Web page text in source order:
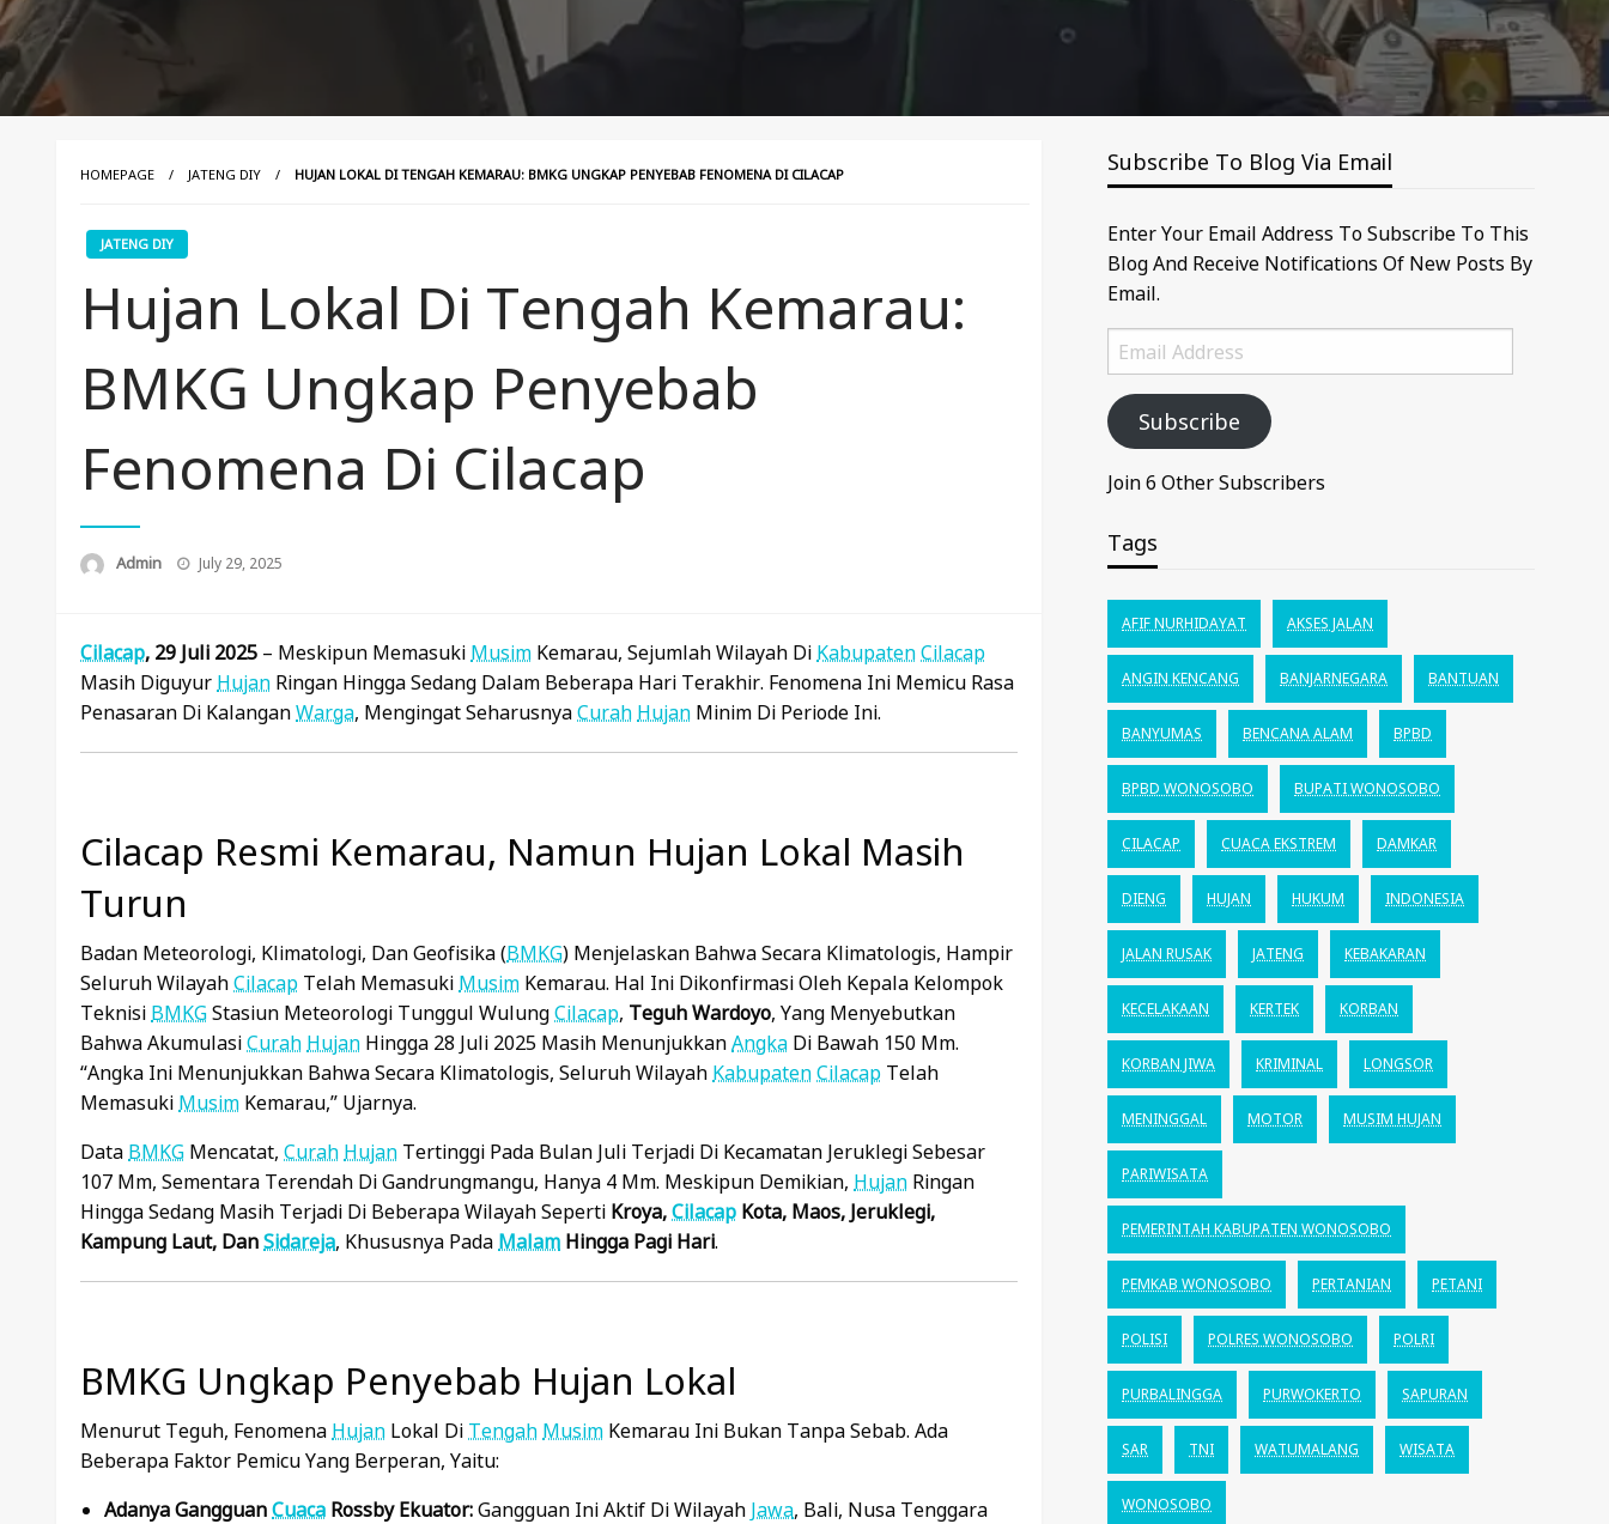
HOMEPAGE JATENG DIY HUJAN LOKAL DI TENGAH KEMARAU: BMKG UNGKAP PENYEBAB FENOMENA DI CILACAP
JATENG DIY
Hujan Lokal Di Tengah Kemarau:
BMKG Ungkap Penyebab
Fenomena Di Cilacap
Admin
Posted
July 29, 2025
Cilacap, 29 Juli 2025 – Meskipun Memasuki Musim Kemarau, Sejumlah Wilayah Di KabupatenCilacap
Masih Diguyur Hujan Ringan Hingga Sedang Dalam Beberapa Hari Terakhir. Fenomena Ini Memicu Rasa
Penasaran Di KalanganWarga, Mengingat SeharusnyaCurah Hujan Minim Di Periode Ini.
Cilacap Resmi Kemarau, Namun Hujan Lokal Masih
Turun
Badan Meteorologi, Klimatologi, Dan Geofisika (BMKG) Menjelaskan Bahwa Secara Klimatologis, Hampir
Seluruh WilayahCilacap Telah Memasuki Musim Kemarau. Hal Ini Dikonfirmasi Oleh Kepala Kelompok
Teknisi BMKGStasiun Meteorologi Tunggul WulungCilacap, Teguh Wardoyo, Yang Menyebutkan
Bahwa AkumulasiCurah Hujan Hingga 28 Juli 2025 Masih MenunjukkanAngka Di Bawah 150 Mm.
“Angka Ini Menunjukkan Bahwa Secara Klimatologis, Seluruh Wilayah KabupatenCilacap Telah
Memasuki Musim Kemarau,” Ujarnya.
Data BMKG Mencatat, Curah Hujan Tertinggi Pada Bulan Juli Terjadi Di Kecamatan Jeruklegi Sebesar
107 Mm, Sementara Terendah Di Gandrungmangu, Hanya 4 Mm. Meskipun Demikian, Hujan Ringan
Hingga Sedang Masih Terjadi Di Beberapa Wilayah Seperti Kroya,Cilacap Kota, Maos, Jeruklegi,
Kampung Laut, DanSidareja, Khususnya Pada Malam Hingga Pagi Hari.
BMKG Ungkap Penyebab Hujan Lokal
Menurut Teguh, Fenomena Hujan Lokal Di Tengah Musim Kemarau Ini Bukan Tanpa Sebab. Ada
Beberapa Faktor Pemicu Yang Berperan, Yaitu:
Adanya GangguanCuaca Rossby Ekuator:Gangguan Ini Aktif Di Wilayah Jawa, Bali, Nusa Tenggara
Subscribe To Blog Via Email
Enter Your Email Address To Subscribe To This
Blog And Receive Notifications Of New Posts By
Email.
Email
Address
Subscribe
Join 6 Other Subscribers
Tags
AFIF NURHIDAYAT AKSES JALAN
ANGIN KENCANG BANJARNEGARA BANTUAN
BANYUMAS BENCANA ALAM BPBD
BPBD WONOSOBO BUPATI WONOSOBO
CILACAP CUACA EKSTREM DAMKAR
DIENG HUJAN HUKUM INDONESIA
JALAN RUSAK JATENG KEBAKARAN
KECELAKAAN KERTEK KORBAN
KORBAN JIWA KRIMINAL LONGSOR
MENINGGAL MOTOR MUSIM HUJAN
PARIWISATA
PEMERINTAH KABUPATEN WONOSOBO
PEMKAB WONOSOBO PERTANIAN PETANI
POLISI POLRES WONOSOBO POLRI
PURBALINGGA PURWOKERTO SAPURAN
SAR TNI WATUMALANG WISATA
WONOSOBO